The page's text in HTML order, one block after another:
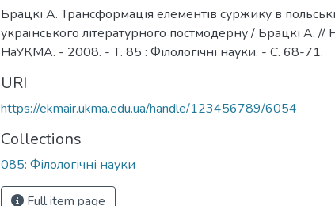
Брацкі А. Трансформація елементів суржику в
українського літературного постмодерну / Брацкі А. //
НаУКМА. - 2008. - Т. 85 : Філологічні науки. - С. 68-71.
URI
https://ekmair.ukma.edu.ua/handle/123456789/6054
Collections
085: Філологічні науки
Full item page